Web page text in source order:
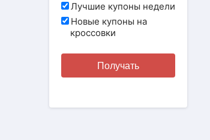
Лучшие купоны недели
Новые купоны на
кроссовки
Получать